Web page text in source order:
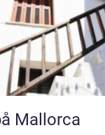
Mallorca